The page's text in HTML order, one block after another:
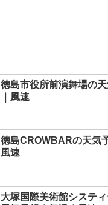
徳島市役所前演舞場の
｜風速
徳島CROWBARの天気
風速
大塚国際美術館システ